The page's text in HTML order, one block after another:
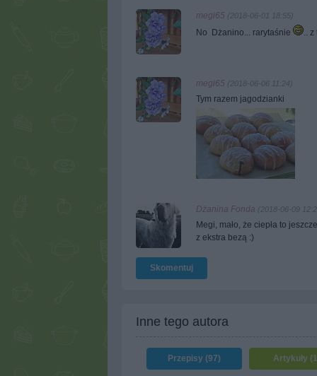
megi65 (2018-06-01 18:55)
No Dżanino... rarytaśnie ..
megi65 (2018-06-06 11:24)
Tym razem jagodzianki
Dżanina Fonda (2018-06-09
Megi, mało, że ciepła to
z ekstra bezą :)
Skomentuj
Inne tego autora
Przepisy (97) Artykuły